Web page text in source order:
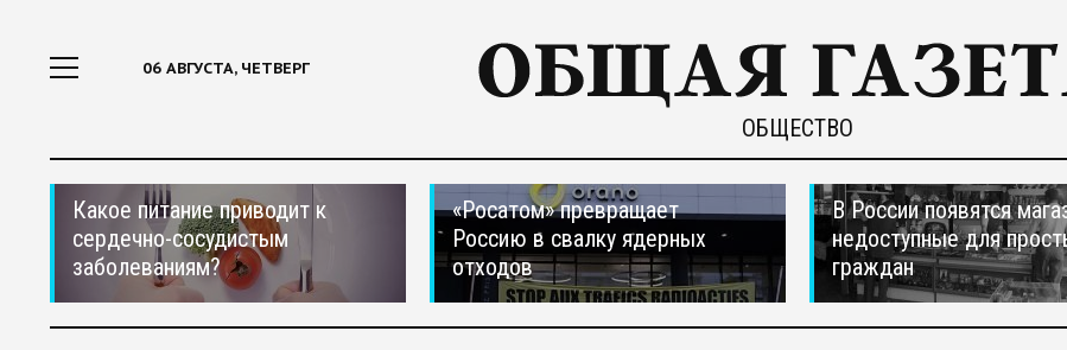
06 АВГУСТА, ЧЕТВЕРГ
ОБЩЕСТВО
Какое питание приводит к
сердечно-сосудистым
заболеваниям?
«Росатом» превращает
Россию в свалку ядерных
отходов
В России появятся
недоступные для
граждан